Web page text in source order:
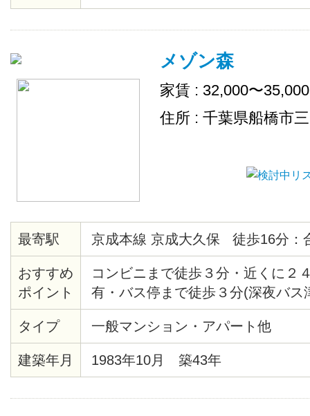
メゾン森
家賃 : 32,000〜
住所 : 千葉県船橋市
最寄駅 京成本線 京成大久保 徒歩16分：
おすすめ
ポイント
コンビニまで徒歩３分・近くに２
有・バス停まで徒歩３分(深夜バス
タイプ 一般マンション・アパート他
建築年月 1983年10月 築43年